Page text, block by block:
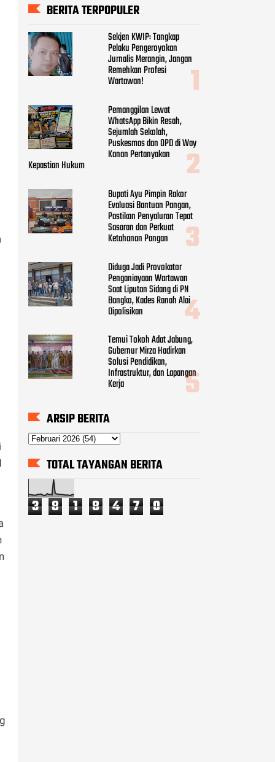
BERITA TERPOPULER
Sekjen KWIP: Tangkap
Pelaku Pengeroyokan
Jurnalis Merangin, Jangan
Remehkan Profesi
Wartawan!
Pemanggilan Lewat
WhatsApp Bikin Resah,
Sejumlah Sekolah,
Puskesmas dan OPD di Way
Kanan Pertanyakan
Kepastian Hukum
Bupati Ayu Pimpin Rakor
Evaluasi Bantuan Pangan,
Pastikan Penyaluran Tepat
Sasaran dan Perkuat
Ketahanan Pangan
Diduga Jadi Provokator
Penganiayaan Wartawan
Saat Liputan Sidang di PN
Bangko, Kades Ranah Alai
Dipolisikan
Temui Tokoh Adat Jabung,
Gubernur Mirza Hadirkan
Solusi Pendidikan,
Infrastruktur, dan Lapangan
Kerja
ARSIP BERITA
TOTAL TAYANGAN BERITA
3 8 1 8 4 7 0